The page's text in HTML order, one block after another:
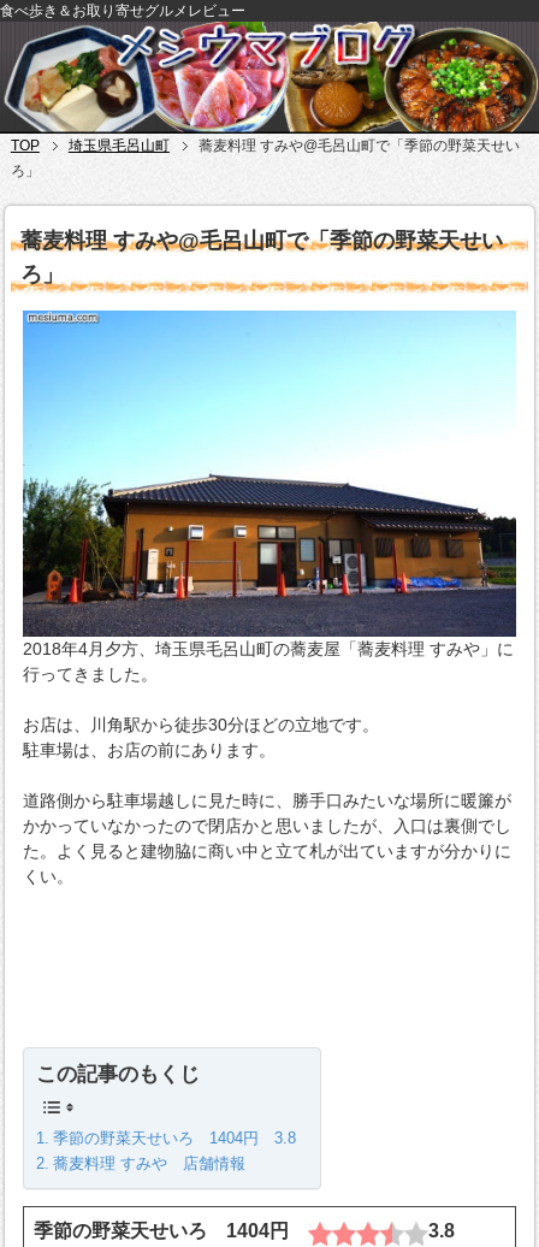
食べ歩き＆お取り寄せグルメレビュー
TOP 埼玉県毛呂山町
蕎麦料理 すみや@毛呂山町で「季節の野菜天せい
ろ」
蕎麦料理 すみや@毛呂山町で「季節の野菜天せい
ろ」
2018年4月夕方、埼玉県毛呂山町の蕎麦屋「蕎麦料理 すみや」に
行ってきました。
お店は、川角駅から徒歩30分ほどの立地です。
駐車場は、お店の前にあります。
道路側から駐車場越しに見た時に、勝手口みたいな場所に暖簾が
かかっていなかったので閉店かと思いましたが、入口は裏側でし
た。よく見ると建物脇に商い中と立て札が出ていますが分かりに
くい。
この記事のもくじ
季節の野菜天せいろ 1404円 3.8
蕎麦料理 すみや 店舗情報
季節の野菜天せいろ 1404円 3.8